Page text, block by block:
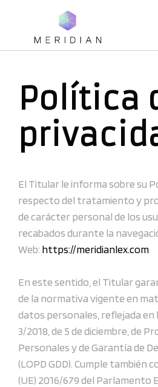
Política
El Titular le informa sobre su
respecto del tratamiento y
de carácter personal de los
recabados durante la
Web: https://meridianlex.com
En este sentido, el Titular
de la normativa vigente en
datos personales, reflejada en
3/2018, de 5 de diciembre, de
Personales y de Garantía de
(LOPD GDD). Cumple también
(UE) 2016/679 del Parlamento